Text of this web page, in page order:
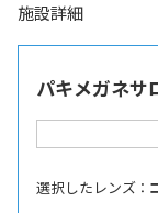
施設詳細
パキメガネサ
選択したレンズ ：